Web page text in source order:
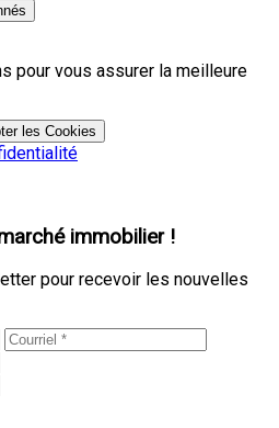
pour vous assurer la meilleure
les Cookies
immobilier !
pour recevoir les nouvelles